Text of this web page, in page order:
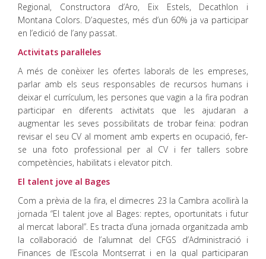
Regional, Constructora d’Aro, Eix Estels, Decathlon i
Montana Colors. D’aquestes, més d’un 60% ja va participar
en l’edició de l’any passat.
Activitats paral·leles
A més de conèixer les ofertes laborals de les empreses,
parlar amb els seus responsables de recursos humans i
deixar el currículum, les persones que vagin a la fira podran
participar en diferents activitats que les ajudaran a
augmentar les seves possibilitats de trobar feina: podran
revisar el seu CV al moment amb experts en ocupació, fer-
se una foto professional per al CV i fer tallers sobre
competències, habilitats i elevator pitch.
El talent jove al Bages
Com a prèvia de la fira, el dimecres 23 la Cambra acollirà la
jornada “El talent jove al Bages: reptes, oportunitats i futur
al mercat laboral”. Es tracta d’una jornada organitzada amb
la col·laboració de l’alumnat del CFGS d’Administració i
Finances de l’Escola Montserrat i en la qual participaran